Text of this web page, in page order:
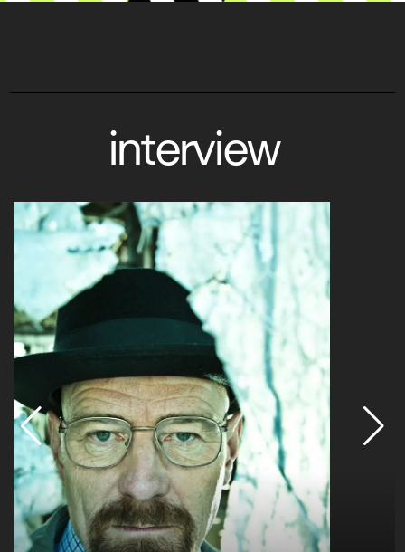
interview